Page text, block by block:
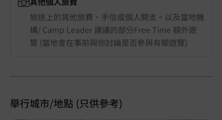
旅途上的其他旅費、手信或個人開支。以及當地機
構/ Camp Leader 建議的部分Free Time 額外遊
覽 (當地會在事前與你討論是否參與有關遊覽)
舉行城市/地點 (只供參考)